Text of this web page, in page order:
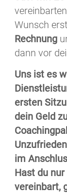
Wunsch
Rechnung
dann vor
Uns ist es
ersten
dein Geld
im
Hast du
vereinbart,